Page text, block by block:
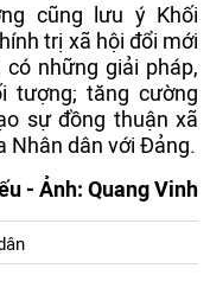
cũng lưu ý Khối
trị xã hội đổi mới
những giải pháp,
tượng; tăng cường
sự đồng thuận xã
Nhân dân với Đảng.
- Ảnh: Quang Vinh